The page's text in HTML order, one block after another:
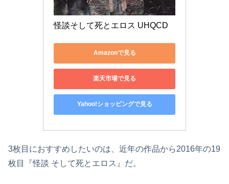
怪談そして死とエロス UHQCD
Amazonで見る
楽天市場で見る
Yahoo!ショッピングで見る
3枚目におすすめしたいのは、近年の作品から2016年の19
枚目『怪談 そして死とエロス』だ。